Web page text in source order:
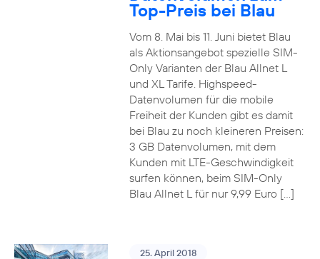
Top-Preis bei Blau
Vom 8. Mai bis 11. Juni bietet Blau
als Aktionsangebot spezielle SIM-
Only Varianten der Blau Allnet L
und XL Tarife. Highspeed-
Datenvolumen für die mobile
Freiheit der Kunden gibt es damit
bei Blau zu noch kleineren Preisen:
3 GB Datenvolumen, mit dem
Kunden mit LTE-Geschwindigkeit
surfen können, beim SIM-Only
Blau Allnet L für nur 9,99 Euro […]
25. April 2018